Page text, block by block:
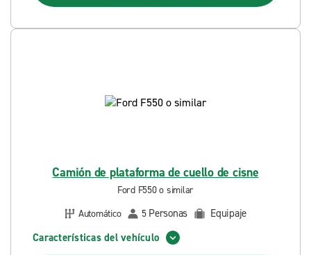
Camión de plataforma de cuello de cisne
Ford F550 o similar
Automático
5 Personas
Equipaje
Características del vehículo